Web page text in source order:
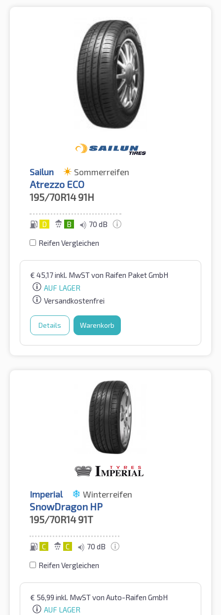
Sailun Sommerreifen
Atrezzo ECO
195/70R14 91H
D B 70 dB
Reifen Vergleichen
€ 45,17inkl. MwSTvon Raifen Paket GmbH
AUF LAGER
Versandkostenfrei
Details Warenkorb
Imperial Winterreifen
SnowDragon HP
195/70R14 91T
C C 70 dB
Reifen Vergleichen
€ 56,99 inkl. MwSTvon Auto-Raifen GmbH
AUF LAGER